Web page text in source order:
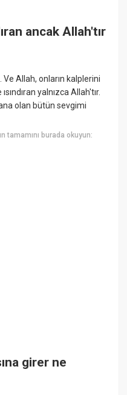
ancak Allah'tır
Allah, onların kalplerini
yalnızca Allah'tır.
olan bütün sevgimi
tamamını burada okuyun:
girer ne